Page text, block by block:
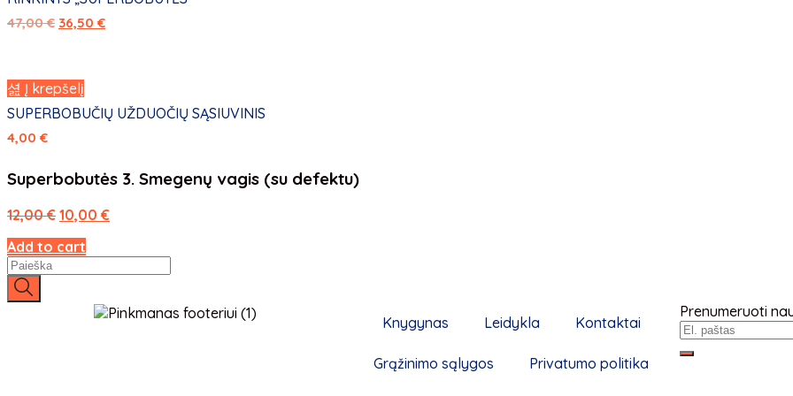
47,00€ 36,50 €
Į krepšelį
SUPERBOBUČIŲ UŽDUOČIŲ SĄSIUVINIS
4,00 €
Superbobutės 3. Smegenų vagis (su defektu)
12,00€ 10,00 €
Add to cart
Knygynas Leidykla Kontaktai
Grąžinimo sąlygos Privatumo politika
Prenumeruoti